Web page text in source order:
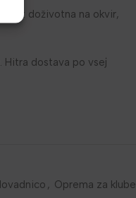
doživotna na okvir,
dostava po vsej
, Oprema za klube